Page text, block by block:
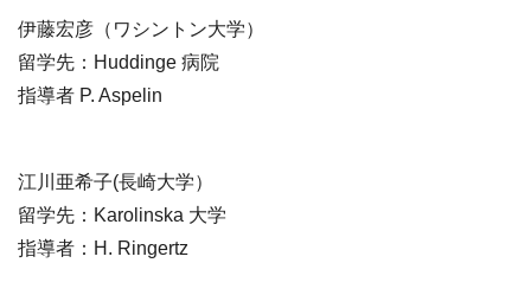
伊藤宏彦（ワシントン大学）
留学先：Huddinge 病院
指導者 P. Aspelin
江川亜希子(長崎大学）
留学先：Karolinska 大学
指導者：H. Ringertz